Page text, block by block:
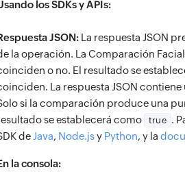
los SDKs y APIs:
JSON: La respuesta JSON
la operación. La Comparación
o no. El resultado se
La respuesta JSON
si la comparación produce una
se establecerá como
true .
deJava, Node.jsy Python, y la
la consola: